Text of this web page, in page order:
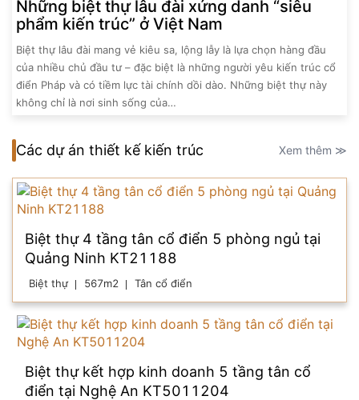
Những biệt thự lâu đài xứng danh “siêu
phẩm kiến trúc” ở Việt Nam
Biệt thự lâu đài mang vẻ kiêu sa, lộng lẫy là lựa chọn hàng đầu
của nhiều chủ đầu tư – đặc biệt là những người yêu kiến trúc cổ
điển Pháp và có tiềm lực tài chính dồi dào. Những biệt thự này
không chỉ là nơi sinh sống của…
Các dự án thiết kế kiến trúc Xem thêm ≫
Biệt thự 4 tầng tân cổ điển 5 phòng ngủ tại
Quảng Ninh KT21188
Biệt thự 567m2 Tân cổ điển
Biệt thự kết hợp kinh doanh 5 tầng tân cổ
điển tại Nghệ An KT5011204